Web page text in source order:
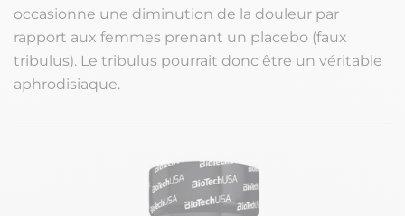
occasionne une diminution de la douleur par
rapport aux femmes prenant un placebo (faux
tribulus). Le tribulus pourrait donc être un véritable
aphrodisiaque.